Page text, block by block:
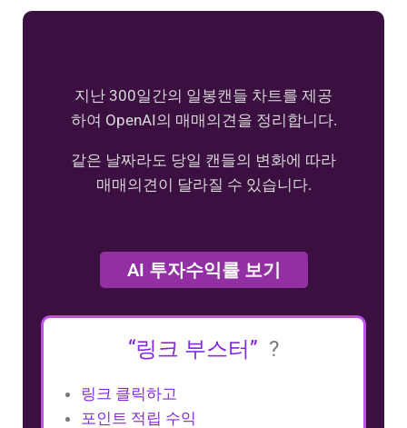
지난 300일간의 일봉캔들 차트를 제공
하여 OpenAI의 매매의견을 정리합니다.
같은 날짜라도 당일 캔들의 변화에 따라
매매의견이 달라질 수 있습니다.
AI 투자수익률 보기
“링크 부스터” ?
링크 클릭하고
포인트 적립 수익